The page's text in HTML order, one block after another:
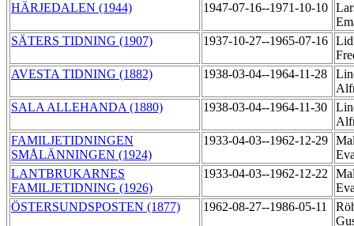
HÄRJEDALEN (1944)
1947-07-16--1971-10-10
SÄTERS TIDNING (1907)
1937-10-27--1965-07-16
AVESTA TIDNING (1882)
1938-03-04--1964-11-28
SALA ALLEHANDA (1880)
1938-03-04--1964-11-30
FAMILJETIDNINGEN
SMÅLÄNNINGEN (1924)
1933-04-03--1962-12-29
LANTBRUKARNES
FAMILJETIDNING (1926)
1933-04-03--1962-12-22
ÖSTERSUNDSPOSTEN (1877)
1962-08-27--1986-05-11